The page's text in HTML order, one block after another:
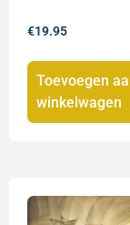
€19.95
Toevoegen
winkelwagen